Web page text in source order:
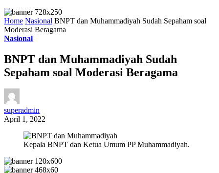
Home Nasional BNPT dan Muhammadiyah Sudah Sepaham soal
Moderasi Beragama
Nasional
BNPT dan Muhammadiyah Sudah
Sepaham soal Moderasi Beragama
superadmin
April 1, 2022
Kepala BNPT dan Ketua Umum PP Muhammadiyah.